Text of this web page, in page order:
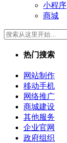
小程序
商城
热门搜索
网站制作
移动手机
网络推广
商城建设
其他服务
企业官网
政府组织